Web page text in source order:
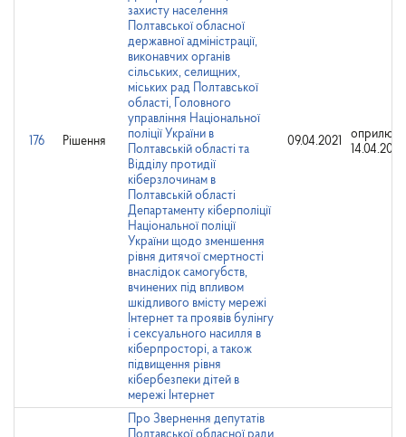
176 Рішення
захисту населення
Полтавської обласної
державної адміністрації,
виконавчих органів
сільських, селищних,
міських рад Полтавської
області, Головного
управління Національної
поліції України в
Полтавській області та
Відділу протидії
кіберзлочинам в
Полтавській області
Департаменту кіберполіції
Національної поліції
України щодо зменшення
рівня дитячої смертності
внаслідок самогубств,
вчинених під впливом
шкідливого вмісту мережі
Інтернет та проявів булінгу
і сексуального насилля в
кіберпросторі, а також
підвищення рівня
кібербезпеки дітей в
мережі Інтернет
09.04.2021
14.04.2021
Про Звернення депутатів